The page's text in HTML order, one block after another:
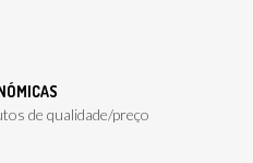
de qualidade/preço